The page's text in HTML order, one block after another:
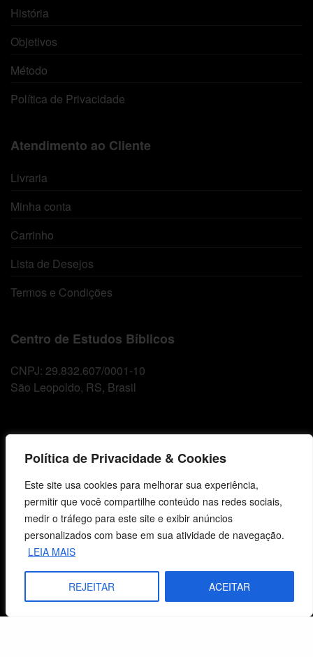
Política de Privacidade & Cookies
Este site usa cookies para melhorar sua experiência,
permitir que você compartilhe conteúdo nas redes sociais,
medir o tráfego para este site e exibir anúncios
personalizados com base em sua atividade de navegação.
LEIA MAIS
REJEITAR ACEITAR
História
Objetivos
Método
Política de Privacidade
Atendimento ao Cliente
Livraria
Minha conta
Carrinho
Lista de Desejos
Termos e Condições
Centro de Estudos Bíblicos
CNPJ: 29.832.607/0001-10
São Leopoldo, RS, Brasil
Fale Conosco
vendas@cebi.org.br
comunicacao@cebi.org.br
WhatsApp / Vendas
+55 (51) 99734-4518
+55 (51) 99799-3041